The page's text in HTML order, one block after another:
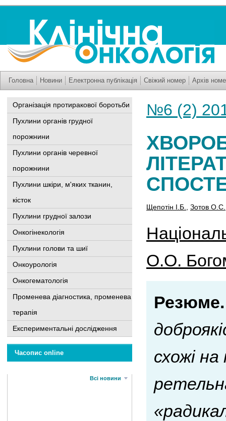
Головна Новини Електронна публікація Свіжий номер Архів
Організація протиракової боротьби
Пухлини органів грудної
порожнини
Пухлини органів черевної
порожнини
Пухлини шкіри, м'яких тканин,
кісток
Пухлини грудної залози
Онкогінекологія
Пухлини голови та шиї
Онкоурологія
Онкогематологія
Променева діагностика, променева
терапія
Експериментальні дослідження
Часопис online
Всі новини
№6 (2)
Щепотін І.Б. Зотов О.С.
О.О.
Резюме.
схожі